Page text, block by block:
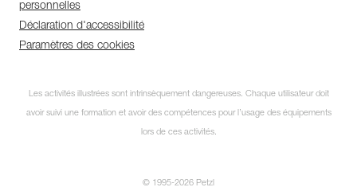
personnelles
Déclaration d'accessibilité
Paramètres des cookies
Les activités illustrées sont intrinsèquement dangereuses. Chaque utilisateur doit
avoir suivi une formation et avoir des compétences pour l’usage des équipements
lors de ces activités.
© 1995-2026 Petzl